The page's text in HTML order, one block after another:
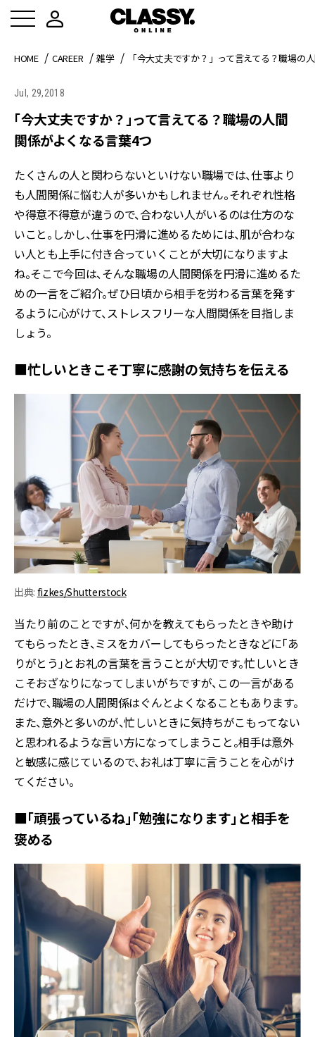
HOME CAREER 雑学 「今大丈夫ですか？」って言えてる？職場の
Jul, 29,2018
「今大丈夫ですか？」って言えてる？職場の人間
関係がよくなる言葉4つ
たくさんの人と関わらないといけない職場では、仕事より
も人間関係に悩む人が多いかもしれません。それぞれ性格
や得意不得意が違うので、合わない人がいるのは仕方のな
いこと。しかし、仕事を円滑に進めるためには、肌が合わな
い人とも上手に付き合っていくことが大切になりますよ
ね。そこで今回は、そんな職場の人間関係を円滑に進めるた
めの一言をご紹介。ぜひ日頃から相手を労わる言葉を発す
るように心がけて、ストレスフリーな人間関係を目指しま
しょう。
■忙しいときこそ丁寧に感謝の気持ちを伝える
出典: fizkes/Shutterstock
当たり前のことですが、何かを教えてもらったときや助け
てもらったとき、ミスをカバーしてもらったときなどに「あ
りがとう」とお礼の言葉を言うことが大切です。忙しいとき
こそおざなりになってしまいがちですが、この一言がある
だけで、職場の人間関係はぐんとよくなることもあります。
また、意外と多いのが、忙しいときに気持ちがこもってない
と思われるような言い方になってしまうこと。相手は意外
と敏感に感じているので、お礼は丁寧に言うことを心がけ
てください。
■「頑張っているね」「勉強になります」と相手を
褒める